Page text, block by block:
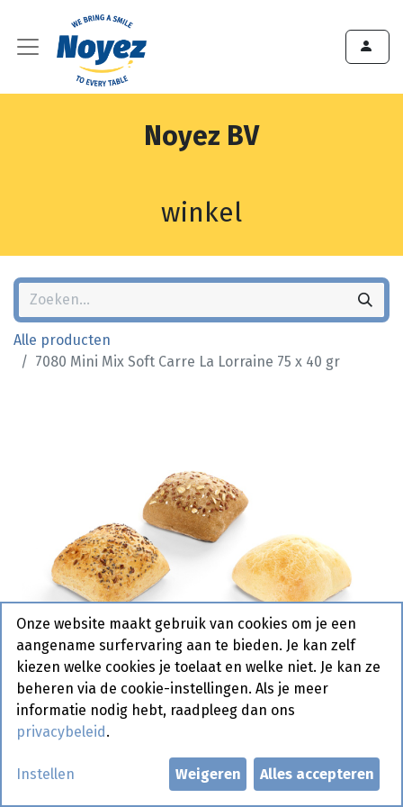
Noyez BV
winkel
Alle producten
7080 Mini Mix Soft Carre La Lorraine 75 x 40 gr
7080 Mini Mix Soft Carre La
Onze website maakt gebruik van cookies om je een
aangename surfervaring aan te bieden. Je kan zelf
kiezen welke cookies je toelaat en welke niet. Je kan ze
beheren via de cookie-instellingen. Als je meer
informatie nodig hebt, raadpleeg dan ons
privacybeleid .
Instellen Weigeren Alles accepteren